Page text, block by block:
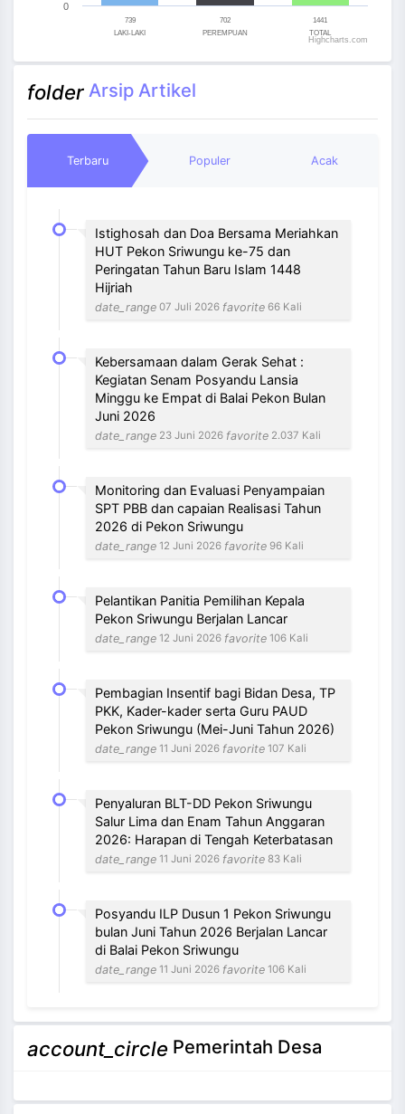
739
LAKI-LAKI
702
PEREMPUAN
1441
TOTAL
0
Highcharts.com
folder Arsip Artikel
Terbaru Populer Acak
Istighosah dan Doa Bersama Meriahkan
HUT Pekon Sriwungu ke-75 dan
Peringatan Tahun Baru Islam 1448
Hijriah
date_range 07 Juli 2026 favorite 66 Kali
Kebersamaan dalam Gerak Sehat :
Kegiatan Senam Posyandu Lansia
Minggu ke Empat di Balai Pekon Bulan
Juni 2026
date_range 23 Juni 2026 favorite 2.037 Kali
Monitoring dan Evaluasi Penyampaian
SPT PBB dan capaian Realisasi Tahun
2026 di Pekon Sriwungu
date_range 12 Juni 2026 favorite 96 Kali
Pelantikan Panitia Pemilihan Kepala
Pekon Sriwungu Berjalan Lancar
date_range 12 Juni 2026 favorite 106 Kali
Pembagian Insentif bagi Bidan Desa, TP
PKK, Kader-kader serta Guru PAUD
Pekon Sriwungu (Mei-Juni Tahun 2026)
date_range 11 Juni 2026 favorite 107 Kali
Penyaluran BLT-DD Pekon Sriwungu
Salur Lima dan Enam Tahun Anggaran
2026: Harapan di Tengah Keterbatasan
date_range 11 Juni 2026 favorite 83 Kali
Posyandu ILP Dusun 1 Pekon Sriwungu
bulan Juni Tahun 2026 Berjalan Lancar
di Balai Pekon Sriwungu
date_range 11 Juni 2026 favorite 106 Kali
account_circle Pemerintah Desa
NEVI VILANTI, S.Kom
Bendahara Pekon